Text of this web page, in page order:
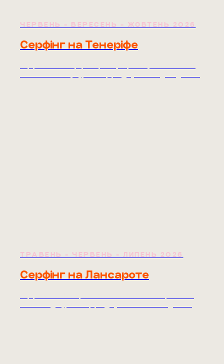
ЧЕРВЕНЬ - ВЕРЕСЕНЬ - ЖОВТЕНЬ 2026
Серфінг на Тенеріфе
ТРАВЕНЬ - ЧЕРВЕНЬ - ЛИПЕНЬ 2026
Серфінг на Лансароте